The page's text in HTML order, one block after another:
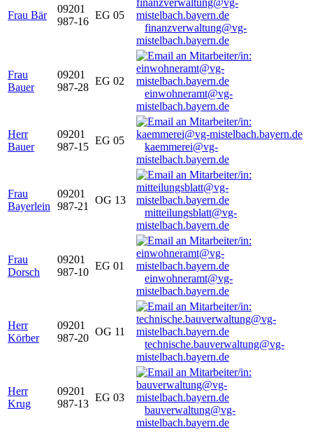
Frau Bär
09201
987-16
EG 05
finanzverwaltung@vg-
mistelbach.bayern.de
Frau
Bauer
09201
987-28
EG 02
einwohneramt@vg-
mistelbach.bayern.de
Herr
Bauer
09201
987-15
EG 05
kaemmerei@vg-
mistelbach.bayern.de
Frau
Bayerlein
09201
987-21
OG 13
mitteilungsblatt@vg-
mistelbach.bayern.de
Frau
Dorsch
09201
987-10
EG 01
einwohneramt@vg-
mistelbach.bayern.de
Herr
Körber
09201
987-20
OG 11
technische.bauverwaltung@vg-
mistelbach.bayern.de
Herr
Krug
09201
987-13
EG 03
bauverwaltung@vg-
mistelbach.bayern.de